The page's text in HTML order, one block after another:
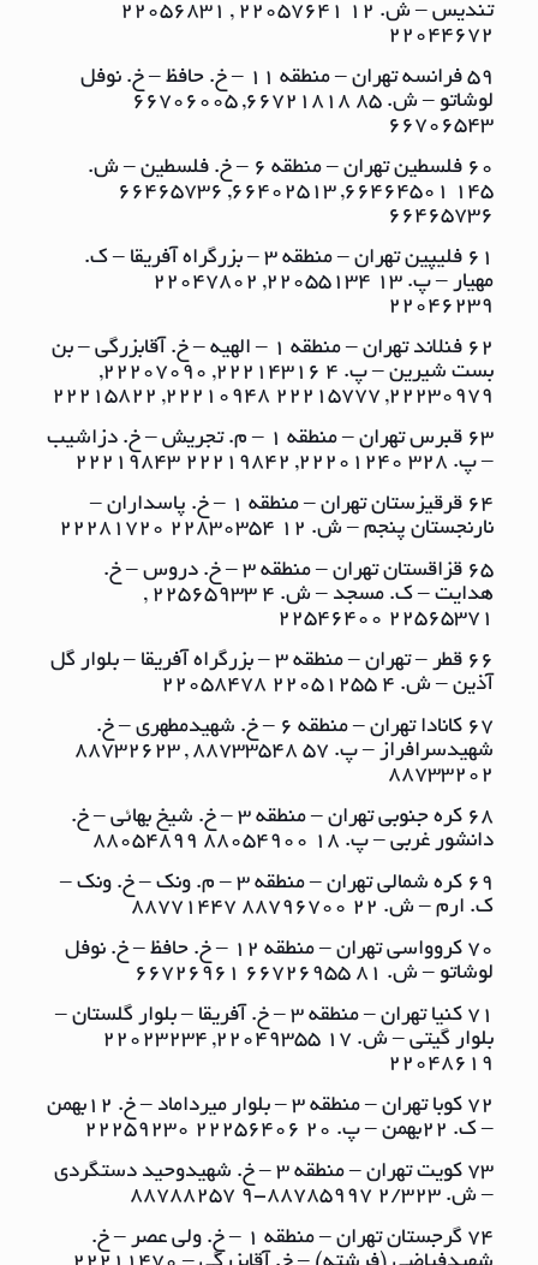
تندیس – ش. ١٢ ٢٢٠٥٧٦٤١ , ٢٢٠٥٦٨٣١
٢٢٠٤٤٦٧٢
59 فرانسه تهران – منطقه ١١ – خ. حافظ – خ. نوفل
لوشاتو – ش. ٨٥ ٦٦٧٢١٨١٨, ٦٦٧٠٦٠٠٥
٦٦٧٠٦٥٤٣
60 فلسطین تهران – منطقه ٦ – خ. فلسطین – ش.
١٤٥ ٦٦٤٦٤٥٠١, ٦٦٤٠٢٥١٣, ٦٦٤٦٥٧٣٦
٦٦٤٦٥٧٣٦
61 فلیپین تهران – منطقه ٣ – بزرگراه آفریقا – ک.
مهیار – پ. ١٣ ٢٢٠٥٥١٣٤, ٢٢٠٤٧٨٠٢
٢٢٠٤٦٢٣٩
62 فنلاند تهران – منطقه ١ – الهیه – خ. آقابزرگی – بن
بست شیرین – پ. ٤ ٢٢٢١٤٣١٦, ٢٢٢٠٧٠٩٠,
٢٢٢٣٠٩٧٩, ٢٢٢١٥٧٧٧ ٢٢٢١٠٩٤٨, ٢٢٢١٥٨٢٢
63 قبرس تهران – منطقه ١ – م. تجریش – خ. دزاشیب
– پ. ٣٢٨ ٢٢٢٠١٢٤٠, ٢٢٢١٩٨٤٢ ٢٢٢١٩٨٤٣
64 قرقیزستان تهران – منطقه ١ – خ. پاسداران –
نارنجستان پنجم – ش. ١٢ ٢٢٨٣٠٣٥٤ ٢٢٢٨١٧٢٠
65 قزاقستان تهران – منطقه ٣ – خ. دروس – خ.
هدایت – ک. مسجد – ش. ٤ ٢٢٥٦٥٩٣٣ ,
٢٢٥٦٥٣٧١ ٢٢٥٤٦٤٠٠
66 قطر – تهران – منطقه ٣ – بزرگراه آفریقا – بلوار گل
آذین – ش. ٤ ٢٢٠٥١٢٥٥ ٢٢٠٥٨٤٧٨
67 کانادا تهران – منطقه ٦ – خ. شهیدمطهری – خ.
شهیدسرافراز – پ. ٥٧ ٨٨٧٣٣٥٤٨ , ٨٨٧٣٢٦٢٣
٨٨٧٣٣٢٠٢
68 کره جنوبی تهران – منطقه ٣ – خ. شیخ بهائی – خ.
دانشور غربی – پ. ١٨ ٨٨٠٥٤٩٠٠ ٨٨٠٥٤٨٩٩
69 کره شمالی تهران – منطقه ٣ – م. ونک – خ. ونک –
ک. ارم – ش. ٢٢ ٨٨٧٩٦٧٠٠ ٨٨٧٧١٤٤٧
70 کروواسی تهران – منطقه ١٢ – خ. حافظ – خ. نوفل
لوشاتو – ش. ٨١ ٦٦٧٢٦٩٥٥ ٦٦٧٢٦٩٦١
71 کنیا تهران – منطقه ٣ – خ. آفریقا – بلوار گلستان –
بلوار گیتی – ش. ١٧ ٢٢٠٤٩٣٥٥, ٢٢٠٢٣٢٣٤
٢٢٠٤٨٦١٩
72 کوبا تهران – منطقه ٣ – بلوار میرداماد – خ. ١٢بهمن
– ک. ٢٢بهمن – پ. ٢٠ ٢٢٢٥٦٤٠٦ ٢٢٢٥٩٢٣٠
73 کویت تهران – منطقه ٣ – خ. شهیدوحید دستگردی
– ش. ٢/٣٢٣ ٨٨٧٨٥٩٩٧-9 ٨٨٧٨٨٢٥٧
74 گرجستان تهران – منطقه ١ – خ. ولی عصر – خ.